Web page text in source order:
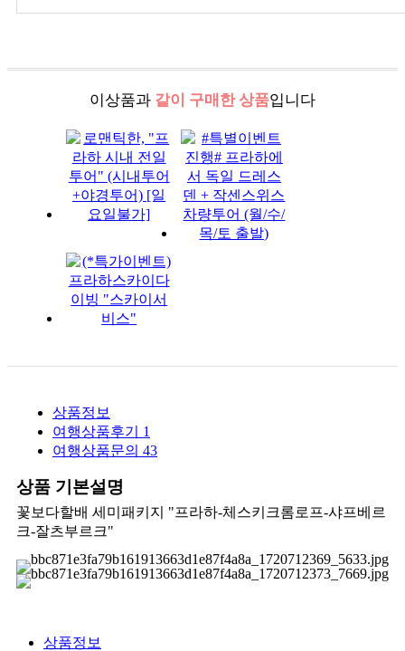
이상품과 같이 구매한 상품입니다
상품정보
여행상품후기 1
여행상품문의 43
상품 기본설명
꽃보다할배 세미패키지 "프라하-체스키크롬로프-샤프베르
크-잘츠부르크"
상품정보